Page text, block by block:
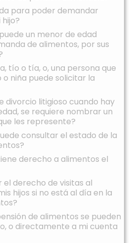
para poder demandar
un menor de edad
de alimentos, por sus
tío o tía, o, una persona que
niña puede solicitar la
divorcio litigioso cuando hay
se requiere nombrar un
les represente?
consultar el estado de la
derecho a alimentos el
el derecho de visitas al
hijos si no está al día en la
de alimentos se pueden
o directamente a mi cuenta